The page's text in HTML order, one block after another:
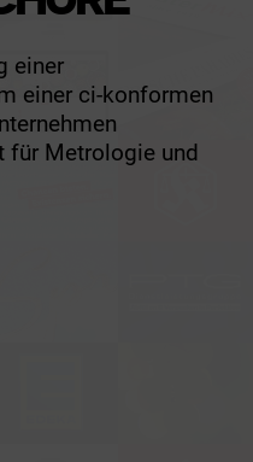
einer
einer ci-konformen
für Metrologie und